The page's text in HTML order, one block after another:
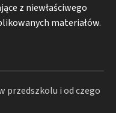
z niewłaściwego
materiałów.
przedszkolu i od czego